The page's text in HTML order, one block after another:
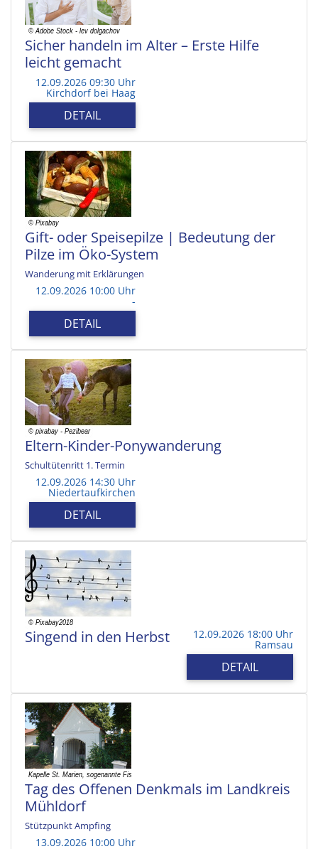
Sicher handeln im Alter – Erste Hilfe
leicht gemacht
12.09.2026 09:30 Uhr
Kirchdorf bei Haag
DETAIL
Gift- oder Speisepilze | Bedeutung der
Pilze im Öko-System
Wanderung mit Erklärungen
12.09.2026 10:00 Uhr
-
DETAIL
Eltern-Kinder-Ponywanderung
Schultütenritt 1. Termin
12.09.2026 14:30 Uhr
Niedertaufkirchen
DETAIL
Singend in den Herbst 12.09.2026 18:00 Uhr
Ramsau
DETAIL
Tag des Offenen Denkmals im Landkreis
Mühldorf
Stützpunkt Ampfing
13.09.2026 10:00 Uhr